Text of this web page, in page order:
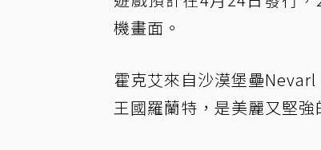
機畫面。
霍克艾來自沙漠堡壘
王國羅蘭特，是美麗又堅強